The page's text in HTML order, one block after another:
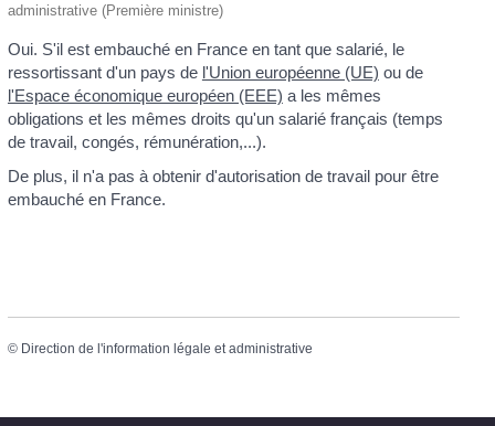
administrative (Première ministre)
Oui. S'il est embauché en France en tant que salarié, le
ressortissant d'un pays de l'Union européenne (UE) ou de
l'Espace économique européen (EEE) a les mêmes
obligations et les mêmes droits qu'un salarié français (temps
de travail, congés, rémunération,...).
De plus, il n'a pas à obtenir d'autorisation de travail pour être
embauché en France.
© Direction de l'information légale et administrative